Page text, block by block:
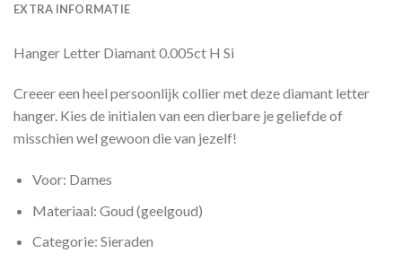
EXTRA INFORMATIE
Hanger Letter Diamant 0.005ct H Si
Creeer een heel persoonlijk collier met deze diamant letter
hanger. Kies de initialen van een dierbare je geliefde of
misschien wel gewoon die van jezelf!
Voor: Dames
Materiaal: Goud (geelgoud)
Categorie: Sieraden